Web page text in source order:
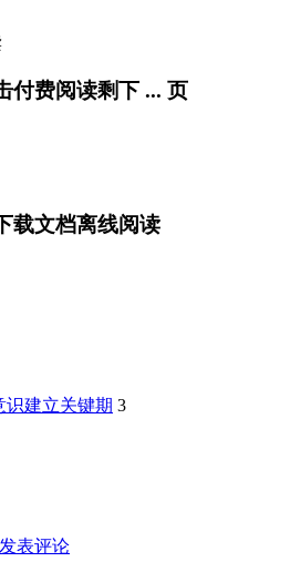
付费阅读剩下 ... 页
载文档离线阅读
识建立关键期 3
发表评论